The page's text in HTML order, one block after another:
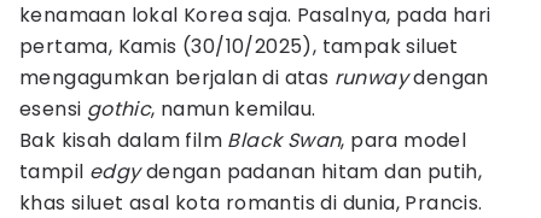
kenamaan lokal Korea saja. Pasalnya, pada hari
pertama, Kamis (30/10/2025), tampak siluet
mengagumkan berjalan di atas runwaydengan
esensi gothic, namun kemilau.
Bak kisah dalam film Black Swan, para model
tampil edgydengan padanan hitam dan putih,
khas siluet asal kota romantis di dunia, Prancis.